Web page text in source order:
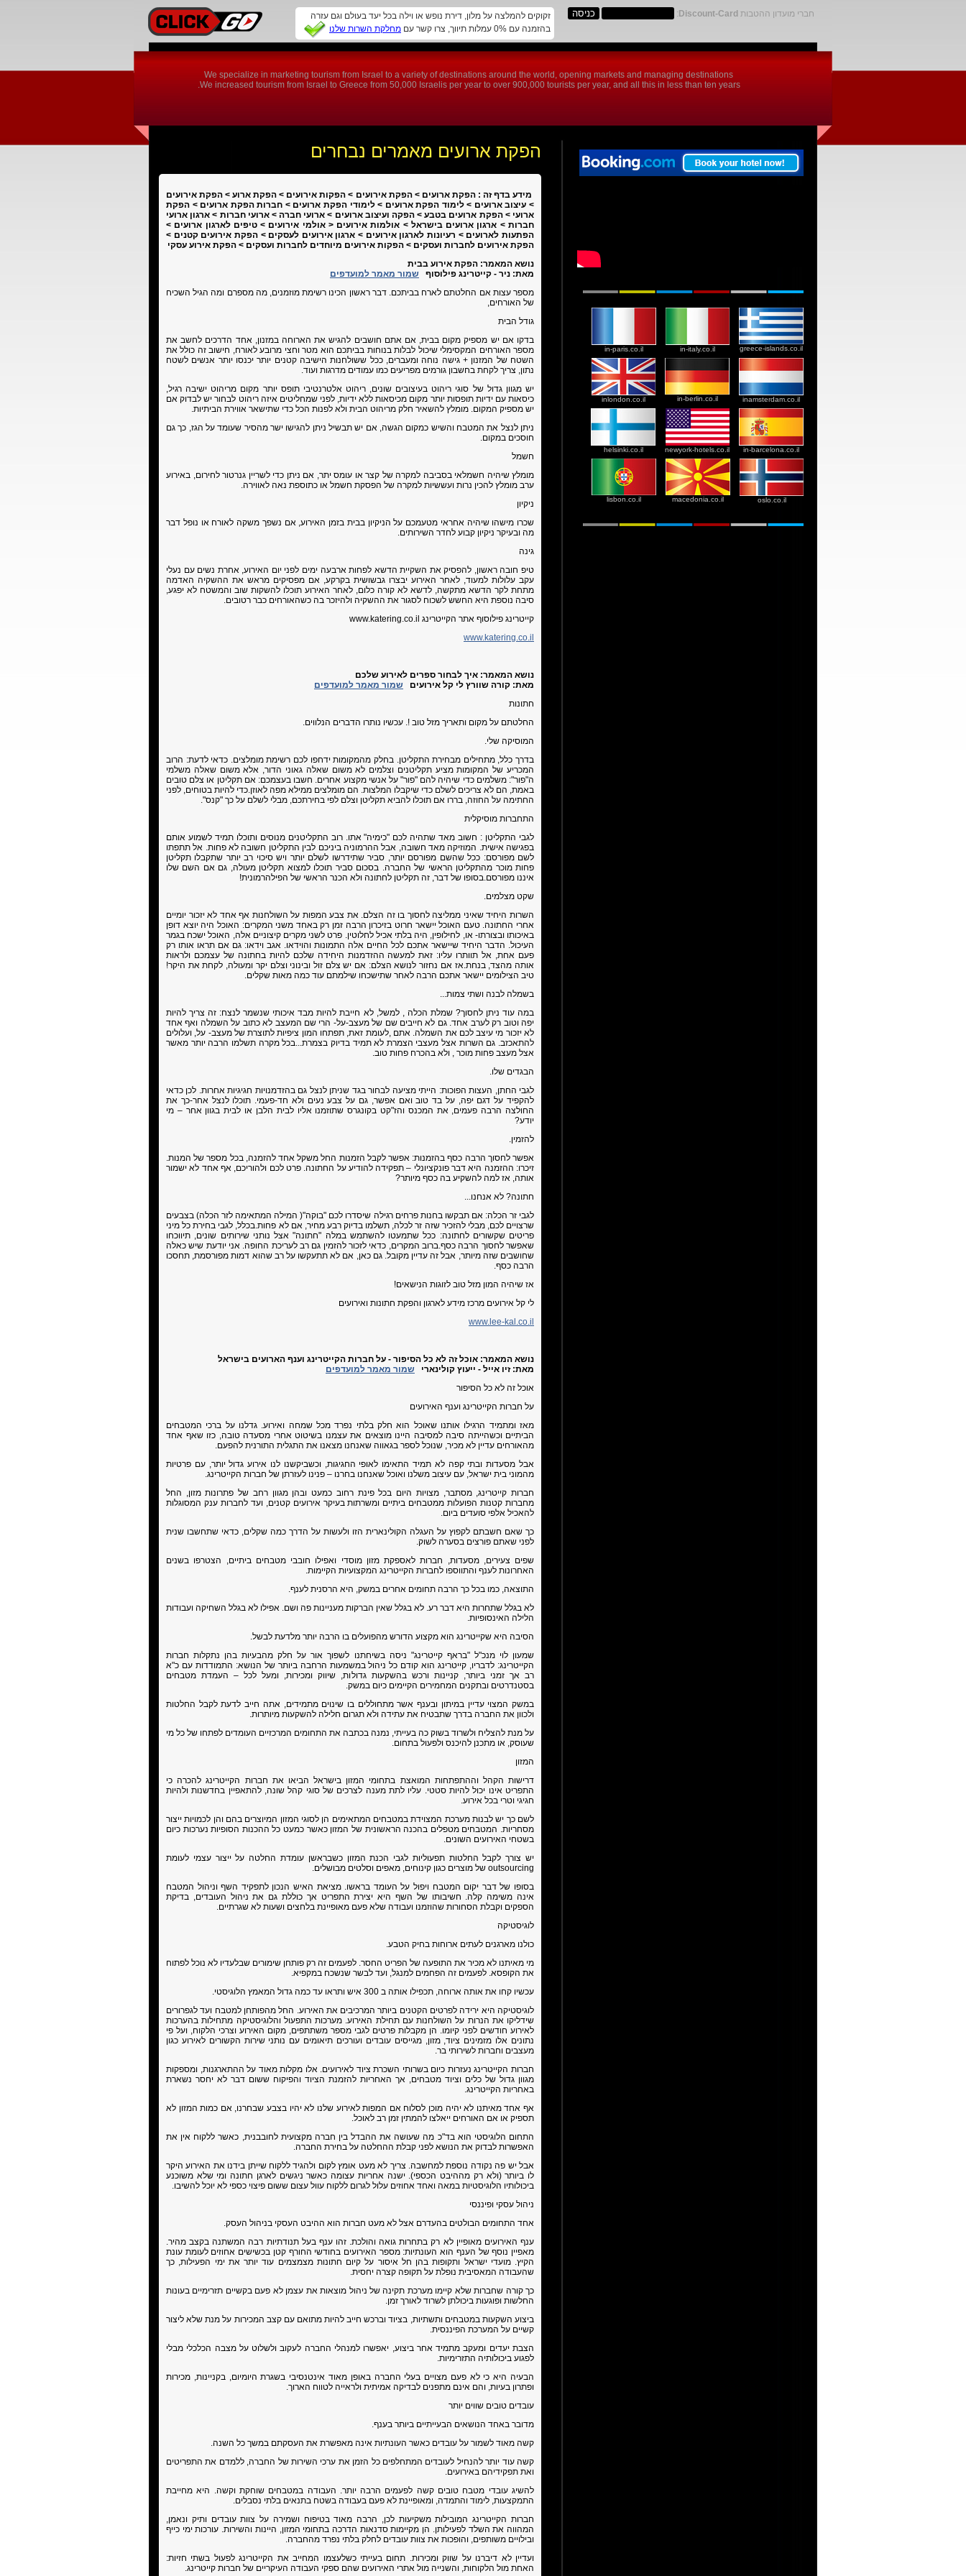
זקוקים להמלצה על מלון, דירת נופש או וילה בכל יעד בעולם וגם עזרה
בהזמנה עם 0% עמלות תיווך, צרו קשר עם
מחלקת השרות שלנו
חברי מועדון ההטבות Discount-Card
:
We specialize in marketing tourism from Israel to a variety of destinations around the world, opening markets and managing destinations
We increased tourism from Israel to Greece from 50,000 Israelis per year to over 900,000 tourists per year, and all this in less than ten years.
greece-islands.co.il
in-italy.co.il
in-paris.co.il
inamsterdam.co.il
in-berlin.co.il
inlondon.co.il
in-barcelona.co.il
newyork-hotels.co.il
helsinki.co.il
oslo.co.il
macedonia.co.il
lisbon.co.il
הפקת ארועים מאמרים נבחרים
מידע בדף זה : הפקת ארועים > הפקת אירועים > הפקות אירועים > הפקת ארוע > הפקת אירועים
> עיצוב ארועים > לימוד הפקת ארועים > לימודי הפקת ארועים > חברות הפקת ארועים > הפקת
ארועי > הפקת ארועים בטבע > הפקה ועיצוב ארועים > ארועי חברה > ארועי חברות > ארגון ארועי
חברות > ארגון ארועים בישראל > אולמות אירועים < אולמי אירועים > טיפים לארגון ארועים >
הפתעות לארועים > רעיונות לארגון אירועים > ארגון אירועים לעסקים > הפקת אירועים קטנים >
הפקת אירועים לחברות ועסקים > הפקות אירועים מיוחדים לחברות ועסקים > הפקת אירוע עסקי
נושא המאמר: הפקת אירוע בבית
מאת: ניר - קייטרינג פילוסוף שמור מאמר למועדפים
מספר עצות אם החלטתם לארח בביתכם. דבר ראשון הכינו רשימת מוזמנים, מה מספרם ומה הגיל השכיח
של האורחים,
גודל הבית
בדקו אם יש מספיק מקום בבית, אם אתם חושבים להגיש את הארוחה במזנון, אחד הדרכים לחשב את
מספר האורחים המקסימלי שיכול לבלות בנוחות בביתכם הוא מטר וחצי מרובע לאורח, חישוב זה כולל את
השטח של המזנון + גישה נוחה ומעברים, ככל ששולחנות הישיבה קטנים יותר יכנסו יותר אנשים לשטח
נתון, צריך לקחת בחשבון גורמים מפריעים כמו עמודים מדרגות ועוד.
יש מגוון גדול של סוגי ריהוט בעיצובים שונים, ריהוט אלטרנטיבי תופס יותר מקום מריהוט ישיבה רגיל,
כיסאות עם ידיות תופסות יותר מקום מכיסאות ללא ידיות, לפני שמחליטים איזה ריהוט לבחור יש לבדוק אם
יש מספיק המקום. מומלץ להשאיר חלק מריהוט הבית ולא לפנות הכל כדי שתישאר אווירת הביתיות.
ניתן לנצל את המטבח והשיש כמקום הגשה, אם יש תבשיל ניתן להגישו ישר מהסיר שעומד על הגז, כך גם
חוסכים במקום.
חשמל
מומלץ שיהיה חשמלאי בסביבה למקרה של קצר או עומס יתר, אם ניתן כדי לשריין גנרטור לחירום, באירוע
ערב מומלץ להכין נרות ועששיות למקרה של הפסקת חשמל או כתוספת נאה לאווירה.
ניקיון
שכרו מישהו שיהיה אחראי מטעמכם על הניקיון בבית בזמן האירוע, אם נשפך משקה לאורח או נופל דבר
מה ובעיקר ניקיון קבוע לחדר השירותים.
גינה
טיפ חובה ראשון, להפסיק את השקיית הדשא לפחות ארבעה ימים לפני יום האירוע, אחרת נשים עם נעלי
עקב עלולות למעוד, לאחר האירוע יבצרו גבשושית בקרקע, אם מפסיקים מראש את ההשקיה האדמה
מתחת לקר הדשא מתקשה, לדשא לא קורה כלום, לאחר האירוע תוכלו להשקות שוב והמשטח לא יפגע,
סיבה נוספת היא החשש לשכוח לסגור את ההשקיה ולהיזכר בה כשהאורחים כבר רטובים.
קייטרינג פילוסוף אתר הקייטרינג www.katering.co.il
www.katering.co.il
נושא המאמר: איך לבחור ספרים לאירוע שלכם
מאת: קורה שוורץ לי קל אירועים שמור מאמר למועדפים
חתונות
החלטתם על מקום ותאריך מזל טוב !. עכשיו נותרו הדברים הנלווים.
המוסיקה שלי.
בדרך כלל, מתחילים מבחירת התקליטן. בחלק מהמקומות ידחפו לכם רשימת מומלצים. כדאי לדעת: הרוב
המכריע של המקומות מציע תקליטנים וצלמים לא משום שאלה גאוני הדור, אלא משום שאלה משלמי
ה"פור": משלמים כדי שיהיה להם "פור" על אנשי מקצוע אחרים. חשבו בעצמכם: אם תקליטן או צלם טובים
באמת, הם לא צריכים לשלם כדי שיקבלו המלצות. הם מומלצים ממילא מפה לאוזן.כדי להיות בטוחים, לפני
החתימה על החוזה, בררו אם תוכלו להביא תקליטן וצלם לפי בחירתכם, מבלי לשלם על כך "קנס".
התחברות מוסיקלית
לגבי התקליטן : חשוב מאד שתהיה לכם "כימיה" אתו. רוב התקליטנים מנוסים ותוכלו תמיד לשמוע אותם
בפגישה אישית. המוזיקה מאד חשובה, אבל ההרמוניה ביניכם לבין התקליטן חשובה לא פחות. אל תתפתו
לשם מפורסם: ככל שהשם מפורסם יותר, סביר שתידרשו לשלם יותר ויש סיכוי רב יותר שתקבלו תקליטן
פחות מוכר מהתקליטן הראשי של החברה. בסכום סביר תוכלו למצוא תקליטן מעולה, גם אם השם שלו
איננו מפורסם.בסופו של דבר, זה תקליטן לחתונה ולא הכנר הראשי של הפילהרמונית!
שקט מצלמים.
השרות היחיד שאיני ממליצה לחסוך בו זה הצלם. את צבע המפות על השולחנות אף אחד לא יזכור יומיים
אחרי החתונה. טעם האוכל יישאר חרוט בזיכרון הרבה זמן רק באחד משני המקרים: האוכל היה יוצא דופן
באיכותו ובצורתו- או, לחילופין, היה בלתי אכיל לחלוטין. פרט לשני מקרים קיצוניים אלה, האוכל ישכח בגמר
העיכול. הדבר היחיד שיישאר אתכם לכל החיים אלה התמונות והוידאו. אגב וידאו: גם אם תראו אותו רק
פעם אחת, אל תוותרו עליו: זאת למעשה ההזדמנות היחידה שלכם להיות בחתונה של עצמכם ולראות
אותה מהצד, בנחת.אז אם נחזור לנושא הצלם: אם יש צלם זול ובינוני וצלם יקר ומעולה, לקחת את היקר!
טיב הצילומים יישאר אתכם הרבה לאחר שתישכחו שילמתם עוד כמה מאות שקלים.
בשמלה לבנה ושתי צמות...
במה עוד ניתן לחסוך? שמלת הכלה , למשל, לא חייבת להיות מבד איכותי שנשמר לנצח: זה צריך להיות
יפה וטוב רק לערב אחד. גם לא חייבים שם של מעצב-על- הרי שם המעצב לא כתוב על השמלה ואף אחד
לא יזכור מי עיצב לכם את השמלה. אתם ,לעומת זאת, תפתחו המון ציפיות לתוצרת של מעצב- על, ועלולים
להתאכזב. גם השרות אצל מעצבי הצמרת לא תמיד בדיוק בצמרת...בכל מקרה תשלמו הרבה יותר מאשר
אצל מעצב פחות מוכר , ולא בהכרח פחות טוב.
הבגדים שלו.
לגבי החתן, העצות הפוכות: הייתי מציעה לבחור בגד שניתן לנצל גם בהזדמנויות חגיגיות אחרות. לכן כדאי
להקפיד על דגם יפה, על בד טוב ואם אפשר, גם על צבע נעים ולא חד-פעמי. תוכלו לנצל אחר-כך את
החולצה הרבה פעמים, את המכנס והז"קט בקונגרס שתוזמנו אליו לבית הלבן או לבית בגוון אחר – מי
יודע?
להזמין.
אפשר לחסוך הרבה כסף בהזמנות: אפשר לקבל הזמנות החל משקל אחד להזמנה, בכל מספר של המנות.
זיכרו: ההזמנה היא דבר פונקציונלי – תפקידה להודיע על החתונה. פרט לכם ולהוריכם, אף אחד לא ישמור
אותה, אז למה להשקיע בה כסף מיותר?
חתונה? לא אנחנו...
לגבי זר הכלה: אם תבקשו בחנות פרחים רגילה שיסדרו לכם "בוקה"( המילה המתאימה לזר הכלה) בצבעים
שרצויים לכם, מבלי להזכיר שזה זר לכלה, תשלמו בדיוק רבע מחיר, אם לא פחות.בכלל, לגבי בחירת כל מיני
פריטים שקשורים לחתונה: ככל שתמעטו להשתמש במלה "חתונה" אצל נותני שירותים שונים, תיווכחו
שאפשר לחסוך הרבה כסף.ברוב המקרים, כדאי לזכור להזמין גם רב לעריכת החופה. אני יודעת שיש כאלה
שחושבים שזה מיותר, אבל זה עדיין מקובל. גם כאן, אם לא תתעקשו על רב שהוא דמות מפורסמת, תחסכו
הרבה כסף.
אז שיהיה המון מזל טוב לזוגות הנישאים!
לי קל אירועים מרכז מידע לארגון והפקת חתונות ואירועים
www.lee-kal.co.il
נושא המאמר: אוכל זה לא כל הסיפור - על חברות הקייטרינג וענף הארועים בישראל
מאת:זיו אייל - ייעוץ קולינארי שמור מאמר למועדפים
אוכל זה לא כל הסיפור
על חברות הקייטרינג וענף האירועים
מאז ומתמיד הרגילו אותנו שאוכל הוא חלק בלתי נפרד מכל שמחה ואירוע. גדלנו על ברכי המטבחים
הביתיים וכשהייתה סיבה למסיבה היינו מוצאים את עצמנו בשיטוט אחרי מסעדה טובה, כזו שאף אחד
מהאורחים עדיין לא מכיר, שנוכל לספר בגאווה שאנחנו מצאנו את התגלית התורנית להפעם.
אבל מסעדות ובתי קפה לא תמיד התאימו לאופי החגיגות, וכשביקשנו לנו אירוע גדול יותר, עם פרטיות
מהמוני בית ישראל, עם עיצוב משלנו ואוכל שאנחנו בחרנו – פנינו לעזרתן של חברות הקייטרינג.
חברות קייטרינג, מסתבר, מצויות היום בכל פינת רחוב כמעט ובהן מגוון רחב של פתרונות מזון, החל
מחברות קטנות הפועלות ממטבחים ביתיים ומשרתות בעיקר אירועים קטנים, ועד לחברות ענק המסוגלות
להאכיל אלפי סועדים ביום.
כך שאם חשבתם לקפוץ על העגלה הקולינארית הזו ולעשות על הדרך כמה שקלים, כדאי שתחשבו שנית
לפני שאתם פורצים בסערה לשוק.
שפים צעירים, מסעדות, חברות לאספקת מזון מוסדי ואפילו חובבי מטבחים ביתיים, הצטרפו בשנים
האחרונות לענף והתווספו לחברות הקייטרינג המקצועיות הקיימות.
התוצאה, כמו בכל כך הרבה תחומים אחרים במשק, היא הרסנית לענף.
לא בגלל שתחרות היא דבר רע. לא בגלל שאין הברקות מעניינות פה ושם. אפילו לא בגלל השחיקה ועבודות
הלילה האינסופיות.
הסיבה היא שקייטרינג הוא מקצוע הדורש מהפועלים בו הרבה יותר מלדעת לבשל.
שמעון לוי מנכ"ל "בראף קייטרינג" ניסה בשיחתנו לשפוך אור על חלק מהבעיות בהן נתקלות חברות
הקייטרינג: לדבריו, קייטרינג הוא קודם כל ניהול במשמעות הרחבה ביותר של הנושא: התמודדות עם כ"א
רב אך זמני ביותר, קניינות ורכש בהשקעות גדולות, שיווק ומכירות, ומעל לכל – העמדת מטבחים
בסטנדרטים ובתקנים המחמירים הקיימים כיום במשק.
במשק המצוי עדיין במיתון ובענף אשר מתחוללים בו שינוים מתמידים, אתה חייב לדעת לקבל החלטות
ולכוון את החברה בדרך שתבטיח את עתידה ולא תגרום חלילה להשקעות מיותרות.
על מנת להצליח ולשרוד בשוק כה בעייתי, נמנה בכתבה את התחומים המרכזיים העומדים לפתחו של כל מי
שעוסק, או מתכנן להיכנס ולפעול בתחום.
המזון
דרישות הקהל וההתפתחות המואצת בתחומי המזון בישראל הביאו את חברות הקייטרינג להכרה כי
התפריט אינו יכול להיות סטטי. עליו לתת מענה לצרכים של סוגי קהל שונה, להתאפיין בחדשנות ולהיות
חגיגי וטרי בכל אירוע.
לשם כך יש לבנות מערכת המצוידת במטבחים המתאימים הן לסוגי המזון המיוצרים בהם והן לכמויות ייצור
מסחריות. המטבחים מטפלים בהכנה הראשונית של המזון כאשר כמעט כל ההכנות הסופיות נערכות כיום
בשטחי האירועים השונים.
יש צורך לקבל החלטות תפעוליות לגבי הכנת המזון כשבראשן עומדת החלטה על ייצור עצמי לעומת
outsourcing של מוצרים כגון קינוחים, מאפים וסלטים מבושלים.
בסופו של דבר יקום המטבח ויפול על העומד בראשו. מציאת האיש הנכון לתפקיד השף וניהול המטבח
אינה משימה קלה. חשיבותו של השף היא יצירת התפריט אך כוללת גם את ניהול העובדים, בדיקת
הספקים וקבלת הסחורות שהוזמנו ועבודה שלא פעם מאופיינת בלחצים ושעות לא שגרתיים.
לוגיסטיקה
כולנו מארגנים לעתים ארוחות בחיק הטבע.
מי מאיתנו לא מכיר את התופעה של הפריט החסר. לפעמים זה רק פותחן שימורים שבלעדיו לא נוכל לפתוח
את הקופסא. לפעמים זה הפחמים למנגל, ועד לבשר שנשכח במקפיא.
עכשיו קחו את אותה ארוחה, תכפילו אותה ב 300 איש ותראו עד כמה גדול המאמץ הלוגיסטי.
לוגיסטיקה היא ירידה לפרטים הקטנים ביותר המרכיבים את האירוע. החל מהפותחן למטבח ועד לגפרורים
שידליקו את הנרות על השולחנות עם תחילת האירוע. מערכות התפעול והלוגיסטיקה מתחילות בהערכות
לאירוע חודשים לפני קיומו. הן מקבלות פרטים לגבי מספר משתתפים, מקום האירוע וצרכי הלקוח, ועל פי
נתונים אלו מזמינים ציוד, מזון, מגייסים עובדים ועורכים תיאומים עם נותני שירות הקשורים לאירוע כגון
מעצבים וחברות לשירותי בר.
חברות הקייטרינג נעזרות כיום בשרותי השכרת ציוד לאירועים. אלו מקלות מאוד על ההתארגנות, ומספקות
מגוון גדול של כלים וציוד מטבחים, אך האחריות להזמנת הציוד והפיקוח ששום דבר לא יחסר נשארת
באחריות הקייטרינג.
אף אחד מאיתנו לא יהיה מוכן לסלוח אם המפות לאירוע שלנו לא יהיו בצבע שבחרנו, אם כמות המזון לא
תספיק או אם האורחים ייאלצו להמתין זמן רב לאוכל.
התחום הלוגיסטי הוא בד"כ מה שעושה את ההבדל בין חברה מקצועית לחובבנית, כאשר ללקוח אין את
האפשרות לבדוק את הנושא לפני קבלת ההחלטה על בחירת החברה.
אבל יש פה נקודה נוספת למחשבה. צריך לא מעט אומץ לקום ולהגיד ללקוח שייתן בידנו את האירוע היקר
לו ביותר (ולא רק מההיבט הכספי). ישנה אחריות עצומה כאשר ניגשים לארגן חתונה ומי שלא משוכנע
ביכולותיו הלוגיסטיות במאה ואחד אחוזים עלול לגרום ללקוח עוול עצום ששום פיצוי כספי לא יוכל להשיבו.
ניהול עסקי ופיננסי
אחד התחומים הבולטים בהעדרם אצל לא מעט חברות הוא ההיבט העסקי בניהול העסק.
ענף האירועים מאופיין לא רק בתחרות גואה והולכת. זהו ענף בעל תנודתיות רבה המשתנה בקצב מהיר.
מאפיין נוסף של הענף הוא העונתיות: מספר האירועים בחודשי החורף קטן בכשישים אחוזים לעומת עונת
הקיץ. מועדי ישראל ותקופות בהן חל איסור על קיום חתונות מצמצמים עוד יותר את ימי הפעילות, כך
שהעבודה המאסיבית נופלת על תקופה קצרה יחסית.
כך קורה שחברות שלא קיימו מערכת תקינה של ניהול מוצאות את עצמן לא פעם בקשיים תזרימיים בעונות
החלשות ופוגעות ביכולתן לשרוד לאורך זמן.
ביצוע השקעות במטבחים ותשתיות, בציוד וברכש חייב להיות מתואם עם קצב המכירות על מנת שלא ליצור
קשיים על המערכת הפיננסית.
הצבת יעדים ומעקב מתמיד אחר ביצוע, יאפשרו למנהלי החברה לעקוב ולשלוט על מצבה הכלכלי מבלי
לפגוע ביכולותיה התזרימיות.
הבעיה היא כי לא פעם מצויים בעלי החברה באופן מאוד אינטנסיבי בשגרת היומיום, בקניינות, מכירות
ופתרון בעיות, והם אינם מתפנים לבדיקה אמיתית ולראייה לטווח הארוך.
עובדים טובים שווים יותר
מדובר באחד הנושאים הבעייתיים ביותר בענף.
קשה מאוד לשמור על עובדים כאשר העונתיות אינה מאפשרת את העסקתם במשך כל השנה.
קשה עוד יותר להנחיל לעובדים המתחלפים כל הזמן את ערכי השירות של החברה, ללמדם את התפריטים
ואת תפקידיהם באירועים.
להשיג עובדי מטבח טובים קשה לפעמים הרבה יותר. העבודה במטבחים שוחקת וקשה. היא מחייבת
התמקצעות, לימוד והתמדה, ומאופיינת לא פעם בעבודה בשטח בתנאים בלתי נסבלים.
חברות הקייטרינג המובילות משקיעות לכן, הרבה מאוד בטיפוח ושמירה על צוות עובדים ותיק ונאמן,
המהווה את השלד לפעילותן. הן מקיימות סדנאות הדרכה בתחומי המזון, היינות והשירות. עורכות ימי כייף
ובילויים משותפים, והופכות את צוות עובדים לחלק בלתי נפרד מהחברה.
ועדיין לא דיברנו על שווק ומכירות. תחום בעייתי כשלעצמו המחייב את הקייטרינג לפעול בשתי חזיות:
האחת מול הלקוחות, והשנייה מול אתרי האירועים שהם ספקי העבודה העיקריים של חברות קייטרינג.